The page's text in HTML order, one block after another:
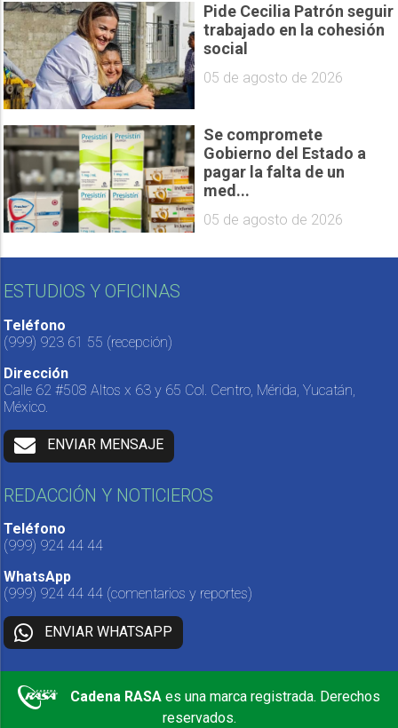
Pide Cecilia Patrón seguir
trabajado en la cohesión
social
05 de agosto de 2026
Se compromete
Gobierno del Estado a
pagar la falta de un
med...
05 de agosto de 2026
ESTUDIOS Y OFICINAS
Teléfono
(999) 923 61 55 (recepción)
Dirección
Calle 62 #508 Altos x 63 y 65 Col. Centro, Mérida, Yucatán,
México.
ENVIAR MENSAJE
REDACCIÓN Y NOTICIEROS
Teléfono
(999) 924 44 44
WhatsApp
(999) 924 44 44 (comentarios y reportes)
ENVIAR WHATSAPP
Cadena RASA es una marca registrada. Derechos
reservados.